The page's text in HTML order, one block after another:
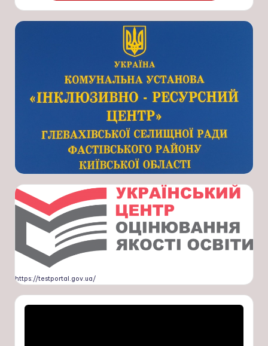
https://testportal.gov.ua/